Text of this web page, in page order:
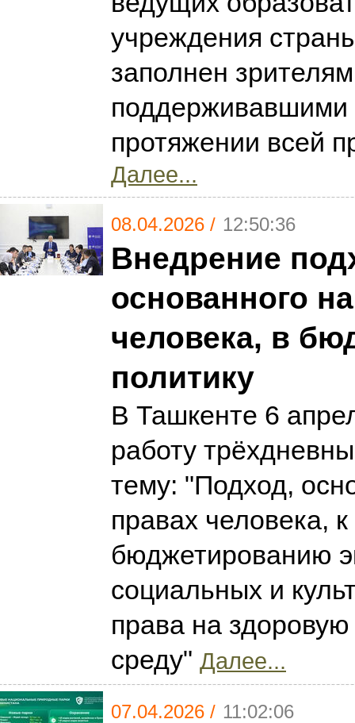
учреждения
заполнен
поддерживавшими
протяжении всей
Далее...
08.04.2026 / 12:50:36
Внедрение
основанного
человека, в
политику
В Ташкенте 6
работу
тему: "Подход,
правах человека, к
бюджетированию
социальных и
права на
среду" Далее...
07.04.2026 / 11:02:06